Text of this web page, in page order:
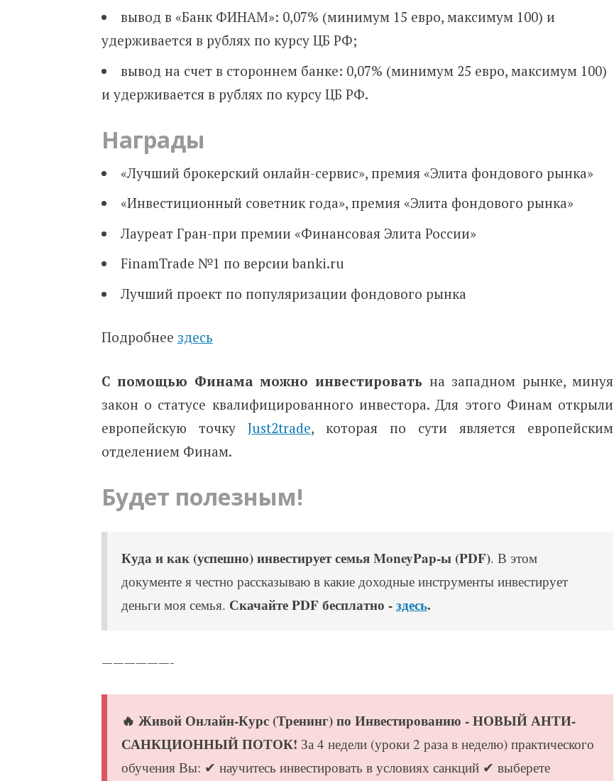
вывод в «Банк ФИНАМ»: 0,07% (минимум 15 евро, максимум 100) и
удерживается в рублях по курсу ЦБ РФ;
вывод на счет в стороннем банке: 0,07% (минимум 25 евро, максимум 100)
и удерживается в рублях по курсу ЦБ РФ.
Награды
«Лучший брокерский онлайн-сервис», премия «Элита фондового рынка»
«Инвестиционный советник года», премия «Элита фондового рынка»
Лауреат Гран-при премии «Финансовая Элита России»
FinamTrade №1 по версии banki.ru
Лучший проект по популяризации фондового рынка
Подробнее здесь
С помощью Финама можно инвестировать на западном рынке, минуя
закон о статусе квалифицированного инвестора. Для этого Финам открыли
европейскую точку Just2trade, которая по сути является европейским
отделением Финам.
Будет полезным!
Куда и как (успешно) инвестирует семья MoneyPap-ы (PDF). В этом
документе я честно рассказываю в какие доходные инструменты инвестирует
деньги моя семья. Скачайте PDF бесплатно -здесь.
——————-
🔥 Живой Онлайн-Курс (Тренинг) по Инвестированию - НОВЫЙ АНТИ-
САНКЦИОННЫЙ ПОТОК! За 4 недели (уроки 2 раза в неделю) практического
обучения Вы: ✔ научитесь инвестировать в условиях санкций ✔ выберете